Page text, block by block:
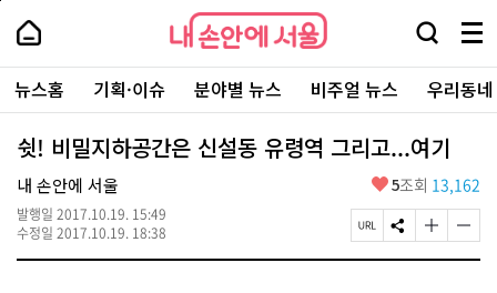
본
로
가
내
손
안
에
서
울
-
서
울
시
대
표
소
내
손
에
울
검
창
열
기
메
뉴
전
체
보
주
요
서
뉴스홈 기획·이슈 분야별 뉴스 비주얼 뉴스 우리동
쉿! 비밀지하공간은 신설동 유령역 그리고...여기
내 손안에 서울
발행일 2017.10.19. 15:49
수정일 2017.10.19. 18:38
좋
요
5조회 13,162
페
이
S
N
글
자
글
자
페
상
단
로